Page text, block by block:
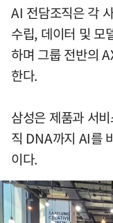
AI 전담조직은 각
수립, 데이터 및 모
하며 그룹 전반의
한다.
삼성은 제품과 서
직 DNA까지 AI를
이다.